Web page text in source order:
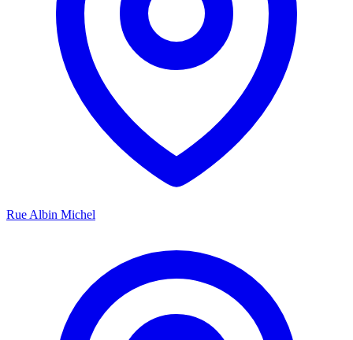
Rue Albin Michel